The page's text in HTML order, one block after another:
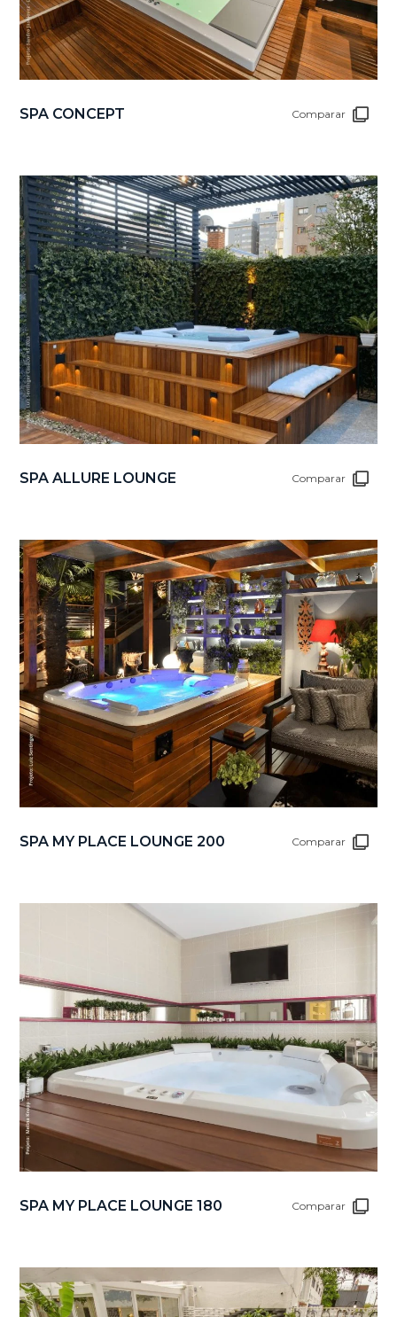
SPA CONCEPT Comparar
SPA ALLURE LOUNGE Comparar
SPA MY PLACE LOUNGE 200 Comparar
SPA MY PLACE LOUNGE 180 Comparar